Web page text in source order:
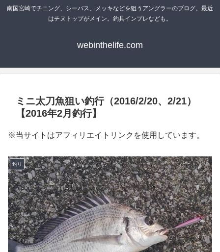
南国宮崎でチニング、シーバス、メッキなどを狙うアングラーのブログ。最近
はチヌトップがメイン。釣具インプレなども。
webinthelife.com
ミニ太刀魚狙い釣行（2016/2/20、2/21）
【2016年2月釣行】
※当サイトはアフィリエイトリンクを使用しています。
釣り